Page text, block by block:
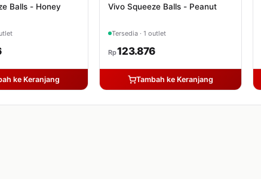
Balls - Honey
ke Keranjang
Vivo Squeeze Balls - Peanut
Tersedia · 1 outlet
Rp123.876
Tambah ke Keranjang